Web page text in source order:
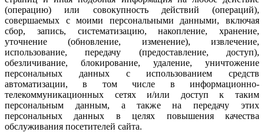
(операцию) или совокупность действий (операций),
совершаемых с моими персональными данными, включая
сбор, запись, систематизацию, накопление, хранение,
уточнение (обновление, изменение), извлечение,
использование, передачу (предоставление, доступ),
обезличивание, блокирование, удаление, уничтожение
персональных данных с использованием средств
автоматизации, в том числе в информационно-
телекоммуникационных сетях и/или доступ к таким
персональным данным, а также на передачу этих
персональных данных в целях повышения качества
обслуживания посетителей сайта.